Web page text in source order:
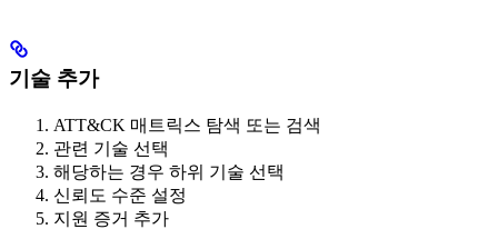
기술 추가
ATT&CK 매트릭스 탐색 또는 검색
관련 기술 선택
해당하는 경우 하위 기술 선택
신뢰도 수준 설정
지원 증거 추가